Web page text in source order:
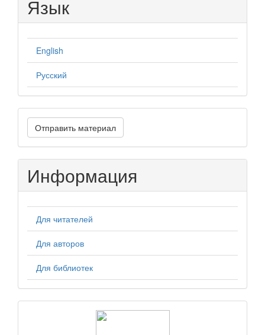
Язык
English
Русский
Отправить
материал
Отправить материал
Информация
Для читателей
Для авторов
Для библиотек